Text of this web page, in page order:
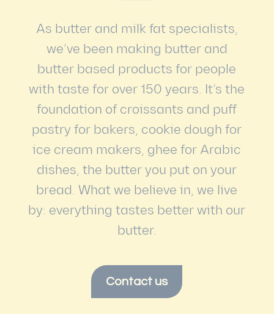
As butter and milk fat specialists,
we’ve been making butter and
butter based products for people
with taste for over 150 years. It’s the
foundation of croissants and puff
pastry for bakers, cookie dough for
ice cream makers, ghee for Arabic
dishes, the butter you put on your
bread. What we believe in, we live
by: everything tastes better with our
butter.
Contact us